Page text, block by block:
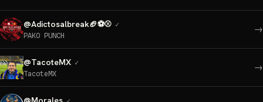
@Adictosalbreak🏈⚽⚾ ✓
PAKO PUNCH
→
@TacoteMX ✓
TacoteMX
→